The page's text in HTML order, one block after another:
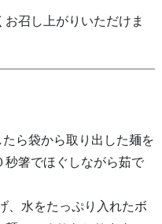
召し上がりいただけま
ら袋から取り出した麺を
秒箸でほぐしながら茹で
、水をたっぷり入れたボ